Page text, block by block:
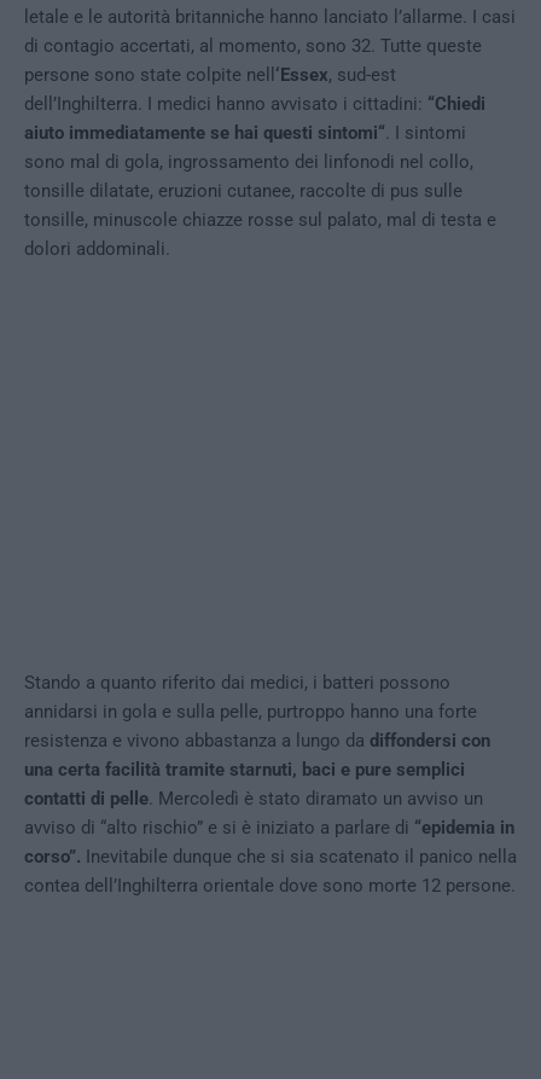
letale e le autorità britanniche hanno lanciato l’allarme. I casi
di contagio accertati, al momento, sono 32. Tutte queste
persone sono state colpite nell ‘Essex, sud-est
dell’Inghilterra. I medici hanno avvisato i cittadini: “Chiedi
aiuto immediatamente se hai questi sintomi“. I sintomi
sono mal di gola, ingrossamento dei linfonodi nel collo,
tonsille dilatate, eruzioni cutanee, raccolte di pus sulle
tonsille, minuscole chiazze rosse sul palato, mal di testa e
dolori addominali.
Stando a quanto riferito dai medici, i batteri possono
annidarsi in gola e sulla pelle, purtroppo hanno una forte
resistenza e vivono abbastanza a lungo da diffondersi con
una certa facilità tramite starnuti, baci e pure semplici
contatti di pelle. Mercoledì è stato diramato un avviso un
avviso di “alto rischio” e si è iniziato a parlare di “epidemia in
corso”. Inevitabile dunque che si sia scatenato il panico nella
contea dell’Inghilterra orientale dove sono morte 12 persone.